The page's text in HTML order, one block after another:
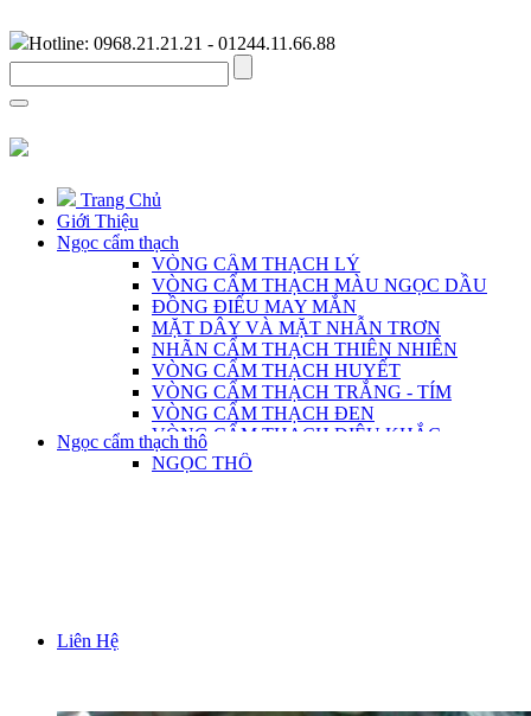
Hotline: 0968.21.21.21 - 01244.11.66.88
Trang Chủ
Giới Thiệu
Ngọc cẩm thạch
VÒNG CẨM THẠCH LÝ
VÒNG CẨM THẠCH MÀU NGỌC DẦU
ĐỒNG ĐIẾU MAY MẮN
MẶT DÂY VÀ MẶT NHẪN TRƠN
NHÃN CẨM THẠCH THIÊN NHIÊN
VÒNG CẨM THẠCH HUYẾT
VÒNG CẨM THẠCH TRẮNG - TÍM
VÒNG CẨM THẠCH ĐEN
VÒNG CẨM THẠCH ĐIÊU KHẮC
VÒNG CẨM THẠCH DÀNH CHO NAM
CHUỖI CẨM THẠCH THIÊN NHIÊN
Ngọc cẩm thạch thô
NGỌC THÔ
Liên Hệ